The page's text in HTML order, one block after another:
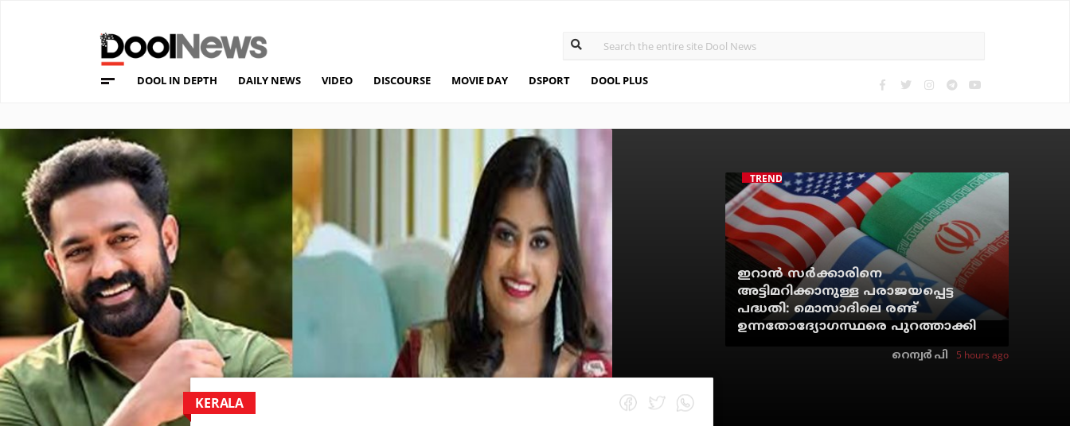
DOOL IN DEPTH DAILY NEWS VIDEO DISCOURSE MOVIE DAY DSPORT DOOL PLUS
TRENDING
ഇറാന്‍ സര്‍ക്കാരിനെ
അട്ടിമറിക്കാനുള്ള പരാജയപ്പെട്ട
പദ്ധതി: മൊസാദിലെ രണ്ട്
ഉന്നതോദ്യോഗസ്ഥരെ പുറത്താക്കി
റെന്വര്‍ പി 5 hours ago
KERALA